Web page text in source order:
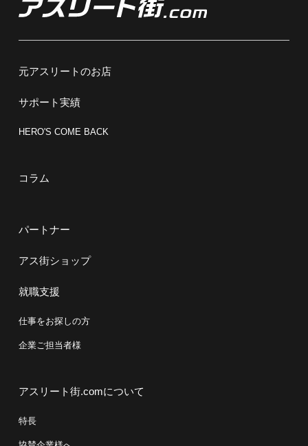
元アスリートのお店
サポート実績
HERO'S COME BACK
コラム
パートナー
アス街ショップ
就職支援
仕事をお探しの方
企業ご担当者様
アスリート街.comについて
特長